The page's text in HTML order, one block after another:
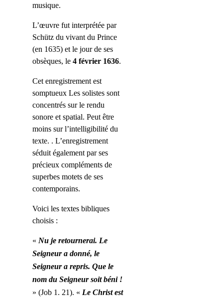
musique.
L’œuvre fut interprétée par
Schütz du vivant du Prince
(en 1635) et le jour de ses
obsèques, le 4 février 1636.
Cet enregistrement est
somptueux Les solistes sont
concentrés sur le rendu
sonore et spatial. Peut être
moins sur l’intelligibilité du
texte. . L’enregistrement
séduit également par ses
précieux compléments de
superbes motets de ses
contemporains.
Voici les textes bibliques
choisis :
« Nu je retournerai. Le
Seigneur a donné, le
Seigneur a repris. Que le
nom du Seigneur soit béni !
» (Job 1. 21). « Le Christ est